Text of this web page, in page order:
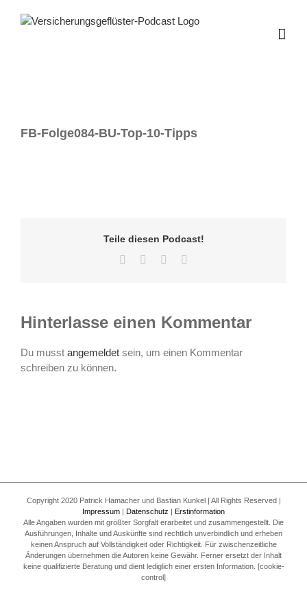
Inhalt
FB-Folge084-BU-Top-10-Tipps
Teile diesen Podcast!
Facebook
TwitterLinkedIn
Hinterlasse einen Kommentar
Du musst angemeldet sein, um einen Kommentar
schreiben zu können.
Copyright 2020 Patrick Hamacher und Bastian Kunkel | All Rights Reserved |
Impressum | Datenschutz | Erstinformation
Alle Angaben wurden mit größter Sorgfalt erarbeitet und zusammengestellt. Die
Ausführungen, Inhalte und Auskünfte sind rechtlich unverbindlich und erheben
keinen Anspruch auf Vollständigkeit oder Richtigkeit. Für zwischenzeitliche
Änderungen übernehmen die Autoren keine Gewähr. Ferner ersetzt der Inhalt
keine qualifizierte Beratung und dient lediglich einer ersten Information. [cookie-
control]